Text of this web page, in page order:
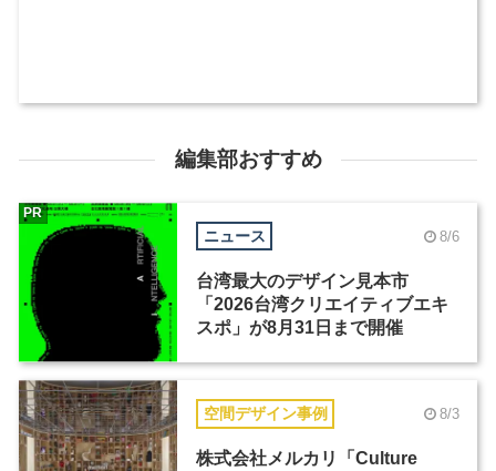
編集部おすすめ
ニュース 8/6
台湾最大のデザイン見本市
「2026台湾クリエイティブエキ
スポ」が8月31日まで開催
PR
空間デザイン事例 8/3
株式会社メルカリ「Culture